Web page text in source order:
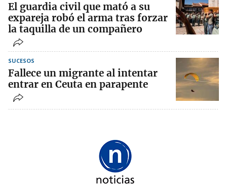
El guardia civil que mató a su
expareja robó el arma tras forzar
la taquilla de un compañero
SUCESOS
Fallece un migrante al intentar
entrar en Ceuta en parapente